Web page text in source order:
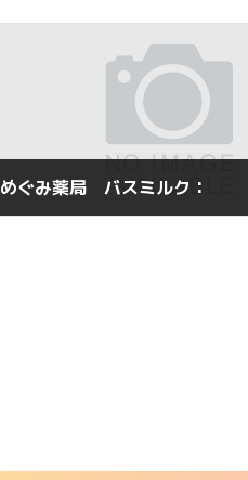
めぐみ薬局 バスミルク：